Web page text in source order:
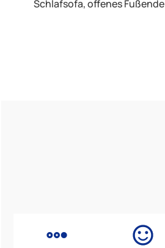
Schlafsofa, offenes Fußende